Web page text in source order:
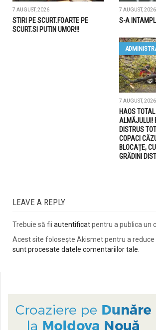
7 AUGUST, 2026
STIRI PE SCURT.FOARTE PE
SCURT.SI PUTIN UMOR!!!
7 AUGUST, 2026
S-A
7 AUGUST, 2026
HAOS
ALMĂJULUI!
DISTRUS
COPACI
BLOCAȚE,
GRĂDINI
LEAVE A REPLY
Trebuie să fii autentificatpentru a publica un
Acest site folosește Akismet pentru a reduce
sunt procesate datele comentariilor tale.